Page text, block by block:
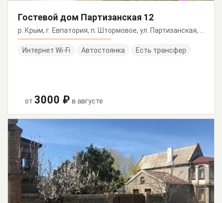
Гостевой дом Партизанская 12
Интернет Wi-Fi Автостоянка Есть трансфер
от 3000 ₽ в августе